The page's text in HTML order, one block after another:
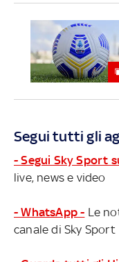
Segui tutti gli
- Segui Sky Sport
live, news e video
- WhatsApp - Le
canale di Sky Sport